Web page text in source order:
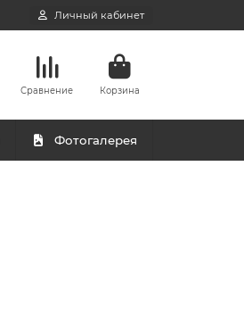
Личный кабинет
Сравнение Корзина
Фотогалерея